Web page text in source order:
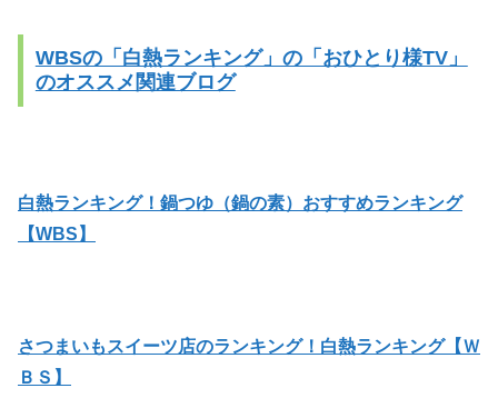
WBSの「白熱ランキング」の「おひとり様TV」
のオススメ関連ブログ
白熱ランキング！鍋つゆ（鍋の素）おすすめランキング
【WBS】
さつまいもスイーツ店のランキング！白熱ランキング【Ｗ
ＢＳ】